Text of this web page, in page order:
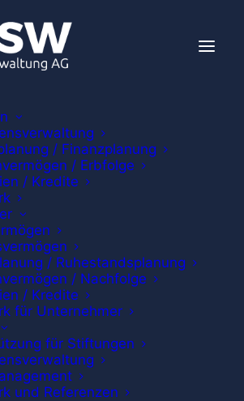
/ Finanzplanung
/ Erbfolge
/ Kredite
/ Ruhestandsplanung
/ Nachfolge
/ Kredite
für Unternehmer
für Stiftungen
und Referenzen